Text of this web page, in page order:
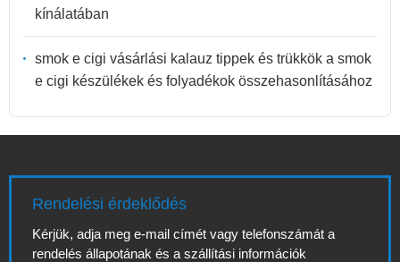
kínálatában
smok e cigi vásárlási kalauz tippek és trükkök a smok
e cigi készülékek és folyadékok összehasonlításához
Rendelési érdeklődés
Kérjük, adja meg e-mail címét vagy telefonszámát a
rendelés állapotának és a szállítási információk